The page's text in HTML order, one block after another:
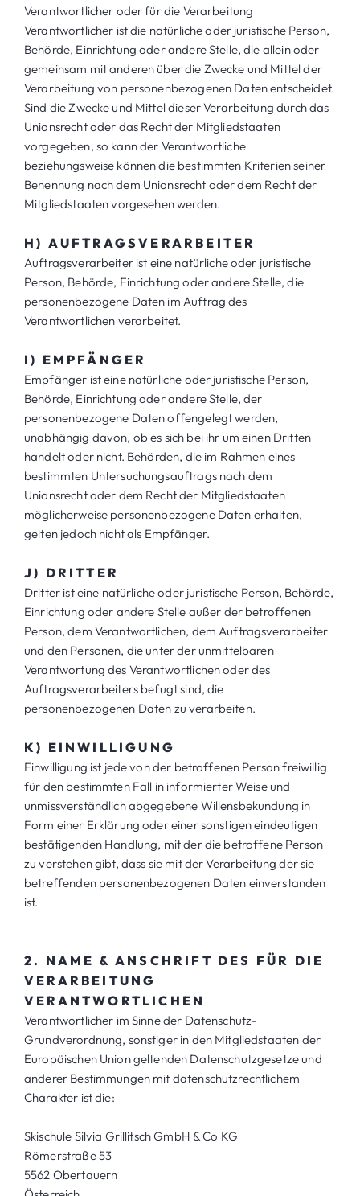
Verantwortlicher oder für die Verarbeitung
Verantwortlicher ist die natürliche oder juristische Person,
Behörde, Einrichtung oder andere Stelle, die allein oder
gemeinsam mit anderen über die Zwecke und Mittel der
Verarbeitung von personenbezogenen Daten entscheidet.
Sind die Zwecke und Mittel dieser Verarbeitung durch das
Unionsrecht oder das Recht der Mitgliedstaaten
vorgegeben, so kann der Verantwortliche
beziehungsweise können die bestimmten Kriterien seiner
Benennung nach dem Unionsrecht oder dem Recht der
Mitgliedstaaten vorgesehen werden.
H) AUFTRAGSVERARBEITER
Auftragsverarbeiter ist eine natürliche oder juristische
Person, Behörde, Einrichtung oder andere Stelle, die
personenbezogene Daten im Auftrag des
Verantwortlichen verarbeitet.
I) EMPFÄNGER
Empfänger ist eine natürliche oder juristische Person,
Behörde, Einrichtung oder andere Stelle, der
personenbezogene Daten offengelegt werden,
unabhängig davon, ob es sich bei ihr um einen Dritten
handelt oder nicht. Behörden, die im Rahmen eines
bestimmten Untersuchungsauftrags nach dem
Unionsrecht oder dem Recht der Mitgliedstaaten
möglicherweise personenbezogene Daten erhalten,
gelten jedoch nicht als Empfänger.
J) DRITTER
Dritter ist eine natürliche oder juristische Person, Behörde,
Einrichtung oder andere Stelle außer der betroffenen
Person, dem Verantwortlichen, dem Auftragsverarbeiter
und den Personen, die unter der unmittelbaren
Verantwortung des Verantwortlichen oder des
Auftragsverarbeiters befugt sind, die
personenbezogenen Daten zu verarbeiten.
K) EINWILLIGUNG
Einwilligung ist jede von der betroffenen Person freiwillig
für den bestimmten Fall in informierter Weise und
unmissverständlich abgegebene Willensbekundung in
Form einer Erklärung oder einer sonstigen eindeutigen
bestätigenden Handlung, mit der die betroffene Person
zu verstehen gibt, dass sie mit der Verarbeitung der sie
betreffenden personenbezogenen Daten einverstanden
ist.
2. NAME & ANSCHRIFT DES FÜR DIE
VERARBEITUNG
VERANTWORTLICHEN
Verantwortlicher im Sinne der Datenschutz-
Grundverordnung, sonstiger in den Mitgliedstaaten der
Europäischen Union geltenden Datenschutzgesetze und
anderer Bestimmungen mit datenschutzrechtlichem
Charakter ist die:
Skischule Silvia Grillitsch GmbH & Co KG
Römerstraße 53
5562 Obertauern